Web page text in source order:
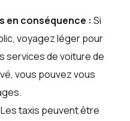
en conséquence : Si
voyagez léger pour
services de voiture de
vous pouvez vous
Les taxis peuvent être